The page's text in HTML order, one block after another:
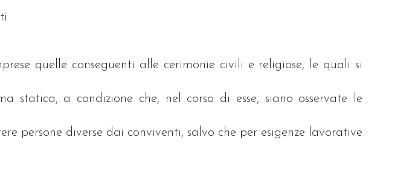
quelle conseguenti alle cerimonie civili e religiose, le quali si
statica, a condizione che, nel corso di esse, siano osservate le
persone diverse dai conviventi, salvo che per esigenze lavorative